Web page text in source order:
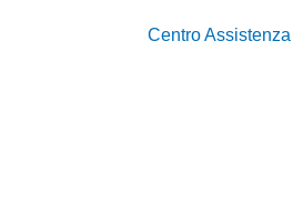
Centro Assistenza